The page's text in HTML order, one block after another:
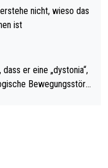
Social Media GvV p
öfters mal gegen Ric
nicht, wieso das
ist
er eine „dystonia“,
Bewegungsstöru